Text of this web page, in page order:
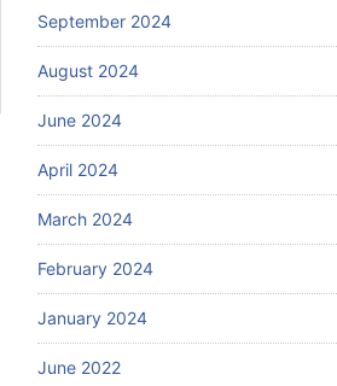
September 2024
August 2024
June 2024
April 2024
March 2024
February 2024
January 2024
June 2022